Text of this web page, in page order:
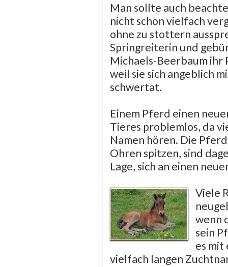
Man sollte auch
nicht schon vielfach
ohne zu stottern
Springreiterin und
Michaels-Beerbaum
weil sie sich angeblich
schwertat.
Einem Pferd einen
Tieres problemlos, da
Namen hören. Die
Ohren spitzen, sind
Lage, sich an einen
Viele
wenn
sein
es mit
vielfach langen